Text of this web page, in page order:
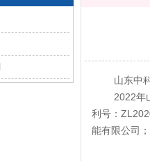
山东中
2022年
利号：
能有限公司